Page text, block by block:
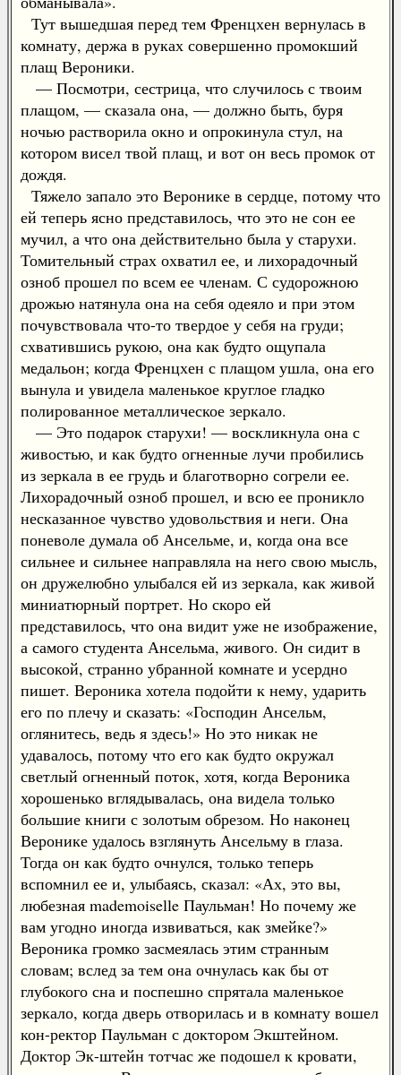
Тут вышедшая перед тем Френцхен вернулась в
комнату, держа в руках совершенно промокший
плащ Вероники.
— Посмотри, сестрица, что случилось с твоим
плащом, — сказала она, — должно быть, буря
ночью растворила окно и опрокинула стул, на
котором висел твой плащ, и вот он весь промок от
дождя.
Тяжело запало это Веронике в сердце, потому что
ей теперь ясно представилось, что это не сон ее
мучил, а что она действительно была у старухи.
Томительный страх охватил ее, и лихорадочный
озноб прошел по всем ее членам. С судорожною
дрожью натянула она на себя одеяло и при этом
почувствовала что-то твердое у себя на груди;
схватившись рукою, она как будто ощупала
медальон; когда Френцхен с плащом ушла, она его
вынула и увидела маленькое круглое гладко
полированное металлическое зеркало.
— Это подарок старухи! — воскликнула она с
живостью, и как будто огненные лучи пробились
из зеркала в ее грудь и благотворно согрели ее.
Лихорадочный озноб прошел, и всю ее проникло
несказанное чувство удовольствия и неги. Она
поневоле думала об Ансельме, и, когда она все
сильнее и сильнее направляла на него свою мысль,
он дружелюбно улыбался ей из зеркала, как живой
миниатюрный портрет. Но скоро ей
представилось, что она видит уже не изображение,
а самого студента Ансельма, живого. Он сидит в
высокой, странно убранной комнате и усердно
пишет. Вероника хотела подойти к нему, ударить
его по плечу и сказать: «Господин Ансельм,
оглянитесь, ведь я здесь!» Но это никак не
удавалось, потому что его как будто окружал
светлый огненный поток, хотя, когда Вероника
хорошенько вглядывалась, она видела только
большие книги с золотым обрезом. Но наконец
Веронике удалось взглянуть Ансельму в глаза.
Тогда он как будто очнулся, только теперь
вспомнил ее и, улыбаясь, сказал: «Ах, это вы,
любезная mademoiselle Паульман! Но почему же
вам угодно иногда извиваться, как змейке?»
Вероника громко засмеялась этим странным
словам; вслед за тем она очнулась как бы от
глубокого сна и поспешно спрятала маленькое
зеркало, когда дверь отворилась и в комнату вошел
кон-ректор Паульман с доктором Экштейном.
Доктор Эк-штейн тотчас же подошел к кровати,